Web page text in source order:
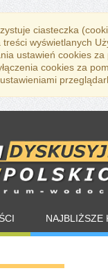
ciasteczka
treści wyświetlanych
ustawień cookies
cookies za
NAJBLIŻSZE